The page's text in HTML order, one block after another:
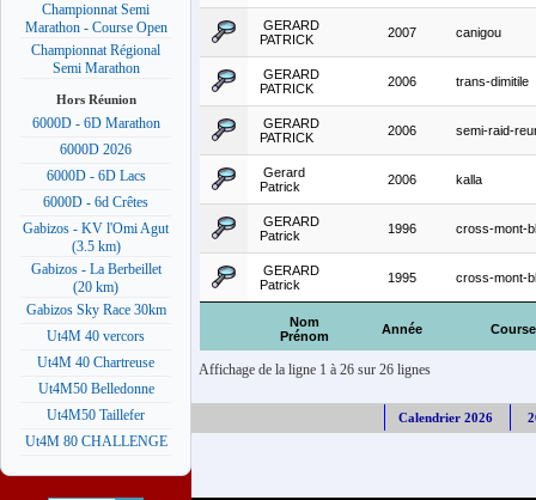
Championnat Semi
Marathon - Course Open
Championnat Régional
Semi Marathon
Hors Réunion
6000D - 6D Marathon
6000D 2026
6000D - 6D Lacs
6000D - 6d Crêtes
Gabizos - KV l'Omi Agut
(3.5 km)
Gabizos - La Berbeillet
(20 km)
Gabizos Sky Race 30km
Ut4M 40 vercors
Ut4M 40 Chartreuse
Ut4M50 Belledonne
Ut4M50 Taillefer
Ut4M 80 CHALLENGE
Nom
Prénom
Année Course
GERARD
PATRICK
2007 canigou
GERARD
PATRICK
2006 trans-dimitile
GERARD
PATRICK
2006 semi-raid-
Gerard
Patrick
2006 kalla
GERARD
Patrick
1996 cross-mont-
GERARD
Patrick
1995 cross-mont-
Affichage de la ligne 1 à 26 sur 26 lignes
Calendrier 2026